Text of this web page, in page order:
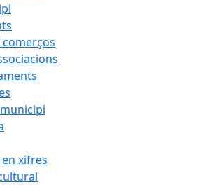
comerços
xifres